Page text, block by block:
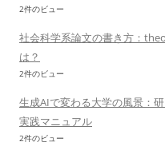
2件のビュー
社会科学系論文の書き方：
は？
2件のビュー
生成AIで変わる大学の風景：
実践マニュアル
2件のビュー